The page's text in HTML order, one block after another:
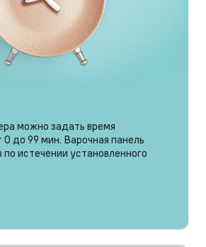
можно задать время
0 до 99 мин. Варочная панель
по истечении установленного